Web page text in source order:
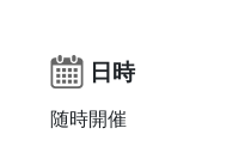
日時
随時開催